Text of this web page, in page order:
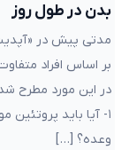
بدن در طول روز
مدتی پیش در
بر اساس افراد
در این مورد مطرح
۱- آیا باید
وعده؟ […]